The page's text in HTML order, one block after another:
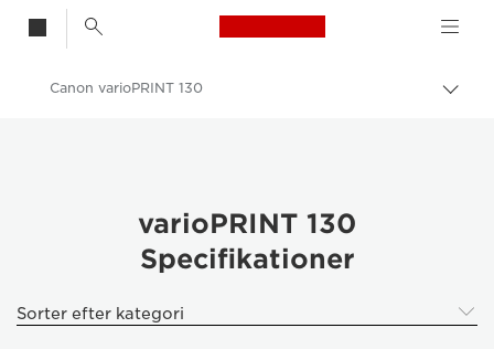
Canon Logo, back
Skift
Produktionsprint
Canon varioPRINT 130
varioPRINT 130
Specifikationer
Sorter efter kategori